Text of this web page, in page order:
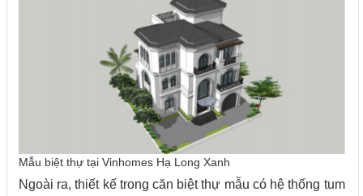
Mẫu biệt thự tại Vinhomes Hạ Long Xanh
Ngoài ra, thiết kế trong căn biệt thự mẫu có hệ thống tum